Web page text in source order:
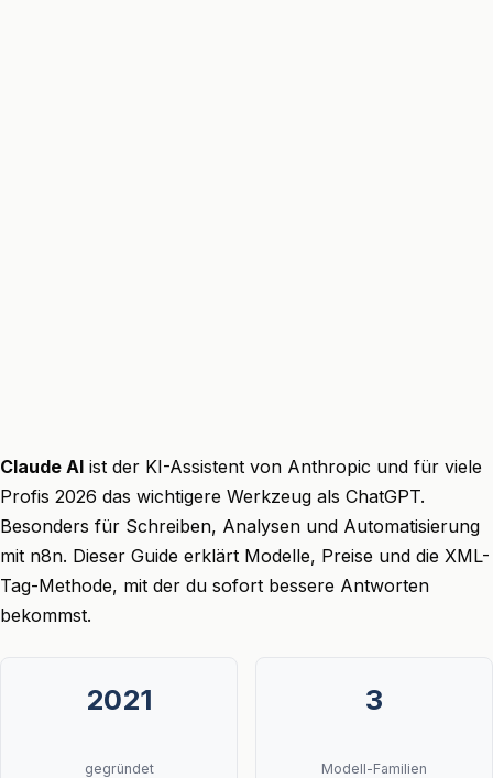
Claude AI ist der KI-Assistent von Anthropic und für viele
Profis 2026 das wichtigere Werkzeug als ChatGPT.
Besonders für Schreiben, Analysen und Automatisierung
mit n8n. Dieser Guide erklärt Modelle, Preise und die XML-
Tag-Methode, mit der du sofort bessere Antworten
bekommst.
2021
gegründet
3
Modell-Familien